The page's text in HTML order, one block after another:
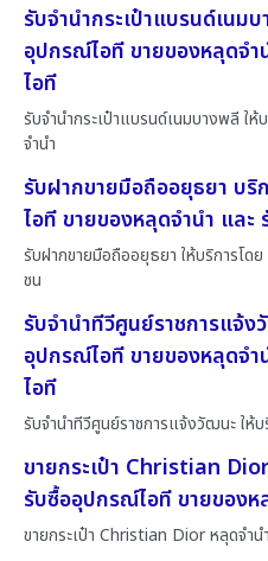
รับจำนำกระเป๋าแบรนด์เนม
อุปกรณ์ไอที ขายของหลุดจ
ไอที
รับจำนำกระเป๋าแบรนด์เนมบางพลี ใ
จำนำ
รับฝากขายมือถืออยุธยา บ
ไอที ขายของหลุดจำนำ แล
รับฝากขายมือถืออยุธยา ให้บริการโด
ชน
รับจำนำทีวีศูนย์ราชการแจ้
อุปกรณ์ไอที ขายของหลุดจ
ไอที
รับจำนำทีวีศูนย์ราชการแจ้งวัฒนะ ให้
ขายกระเป๋า Christian
รับซื้ออุปกรณ์ไอที ขายของห
ขายกระเป๋า Christian Dior หลุดจำน